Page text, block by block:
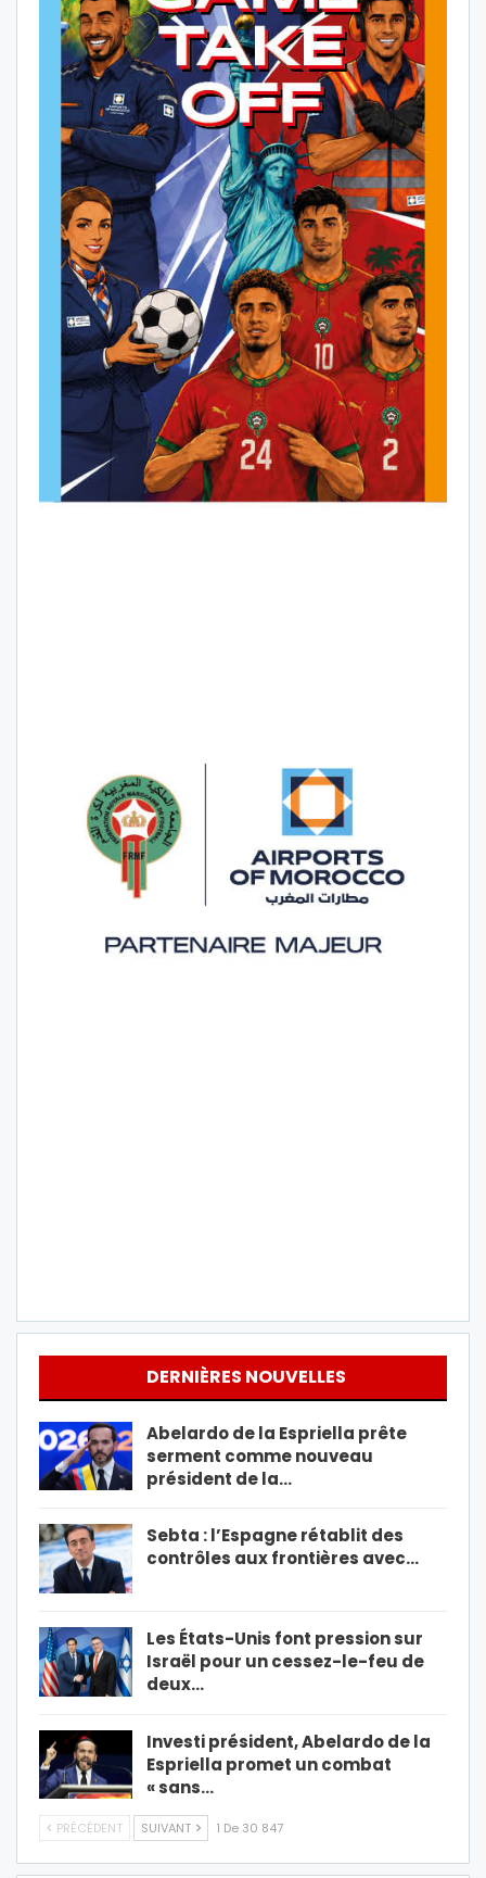
DERNIÈRES NOUVELLES
Abelardo de la Espriella prête
serment comme nouveau
président de la…
Sebta : l’Espagne rétablit des
contrôles aux frontières avec…
Les États-Unis font pression sur
Israël pour un cessez-le-feu de
deux…
Investi président, Abelardo de la
Espriella promet un combat
« sans…
PRÉCÉDENT SUIVANT 1 De 30 847